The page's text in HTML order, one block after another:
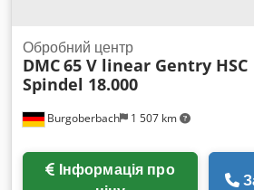
Burgoberbach 1 507 km
Обробний центр
DMC65 V linear Gentry HSC
Spindel 18.000